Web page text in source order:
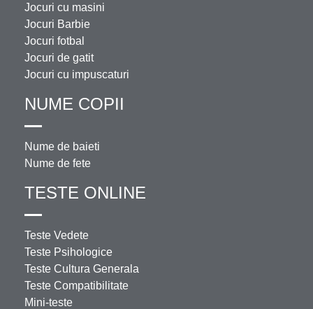
Jocuri cu masini
Jocuri Barbie
Jocuri fotbal
Jocuri de gatit
Jocuri cu impuscaturi
NUME COPII
Nume de baieti
Nume de fete
TESTE ONLINE
Teste Vedete
Teste Psihologice
Teste Cultura Generala
Teste Compatibilitate
Mini-teste